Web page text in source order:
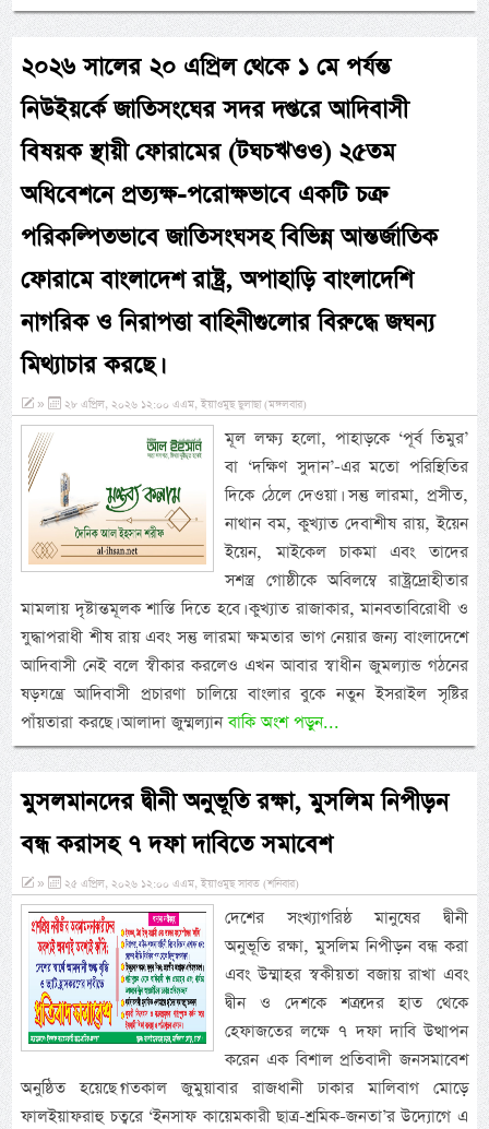
২০২৬ সালের ২০ এপ্রিল থেকে ১ মে পর্যন্ত
নিউইয়র্কে জাতিসংঘের সদর দপ্তরে আদিবাসী
বিষয়ক স্থায়ী ফোরামের (টঘচঋওও) ২৫তম
অধিবেশনে প্রত্যক্ষ-পরোক্ষভাবে একটি চক্র
পরিকল্পিতভাবে জাতিসংঘসহ বিভিন্ন আন্তর্জাতিক
ফোরামে বাংলাদেশ রাষ্ট্র, অপাহাড়ি বাংলাদেশি
নাগরিক ও নিরাপত্তা বাহিনীগুলোর বিরুদ্ধে জঘন্য
মিথ্যাচার করছে।
» ২৮ এপ্রিল, ২০২৬ ১২:০০ এএম, ইয়াওমুছ ছুলাছা (মঙ্গলবার)
মূল লক্ষ্য হলো, পাহাড়কে ‘পূর্ব তিমুর’
বা ‘দক্ষিণ সুদান’-এর মতো পরিস্থিতির
দিকে ঠেলে দেওয়া। সন্তু লারমা, প্রসীত,
নাথান বম, কুখ্যাত দেবাশীষ রায়, ইয়েন
ইয়েন, মাইকেল চাকমা এবং তাদের
সশস্ত্র গোষ্ঠীকে অবিলম্বে রাষ্ট্রদ্রোহীতার
মামলায় দৃষ্টান্তমূলক শাস্তি দিতে হবে। কুখ্যাত রাজাকার, মানবতাবিরোধী ও
যুদ্ধাপরাধী শীষ রায় এবং সন্তু লারমা ক্ষমতার ভাগ নেয়ার জন্য বাংলাদেশে
আদিবাসী নেই বলে স্বীকার করলেও এখন আবার স্বাধীন জুমল্যান্ড গঠনের
ষড়যন্ত্রে আদিবাসী প্রচারণা চালিয়ে বাংলার বুকে নতুন ইসরাইল সৃষ্টির
পাঁয়তারা করছে। আলাদা জুম্মল্যানবাকি অংশ পড়ুন...
মুসলমানদের দ্বীনী অনুভূতি রক্ষা, মুসলিম নিপীড়ন
বন্ধ করাসহ ৭ দফা দাবিতে সমাবেশ
» ২৫ এপ্রিল, ২০২৬ ১২:০০ এএম, ইয়াওমুছ সাবত (শনিবার)
দেশের সংখ্যাগরিষ্ঠ মানুষের দ্বীনী
অনুভূতি রক্ষা, মুসলিম নিপীড়ন বন্ধ করা
এবং উম্মাহর স্বকীয়তা বজায় রাখা এবং
দ্বীন ও দেশকে শত্রুদের হাত থেকে
হেফাজতের লক্ষে ৭ দফা দাবি উত্থাপন
করেন এক বিশাল প্রতিবাদী জনসমাবেশ
অনুষ্ঠিত হয়েছে।গতকাল জুমুয়াবার রাজধানী ঢাকার মালিবাগ মোড়ে
ফালইয়াফরাহু চত্বরে ‘ইনসাফ কায়েমকারী ছাত্র-শ্রমিক-জনতা’র উদ্যোগে এ